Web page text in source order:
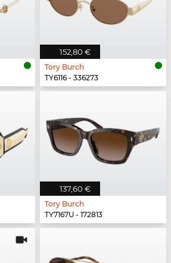
152,80 €
Tory Burch
TY6116 - 336273
137,60 €
Tory Burch
TY7167U - 172813